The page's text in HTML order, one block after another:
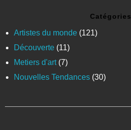
Catégories
Artistes du monde(121)
Découverte(11)
Metiers d'art(7)
Nouvelles Tendances(30)